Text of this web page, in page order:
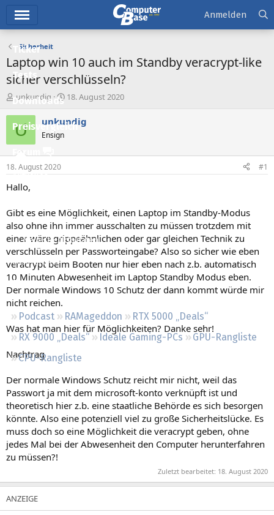
Ticker
Tests
Downloads
Preisvergleich
Forum
Aktuelles
Neue Beiträge
Neueste Aktivitäten
Leserartikel
Regeln
Podcast RAMageddon
RTX 5000 „Deals“
RX 9000 „Deals“
Ideale Gaming-PCs
GPU-Rangliste
CPU-Rangliste
Anmelden
Sicherheit
Laptop win 10 auch im Standby veracrypt-like
sicher verschlüsseln?
E
r
s
t
e
r
unkundig
E
s
t
18. August 2020
U unkundig
Ensign
18. August 2020 #1
Hallo,
Gibt es eine Möglichkeit, einen Laptop im Standby-Modus
also ohne ihn immer ausschalten zu müssen trotzdem mit
einer wäre grippeähnlichen oder gar gleichen Technik zu
verschlüsseln per Passworteingabe? Also so sicher wie eben
veracrypt beim Booten nur hier eben nach z.b. automatisch
10 Minuten Abwesenheit im Laptop Standby Modus eben.
Der normale Windows 10 Schutz der dann kommt würde mir
nicht reichen.
Was hat man hier für Möglichkeiten? Danke sehr!
Nachtrag
Der normale Windows Schutz reicht mir nicht, weil das
Passwort ja mit dem microsoft-konto verknüpft ist und
theoretisch hier z.b. eine staatliche Behörde es sich besorgen
könnte. Also eine potenziell viel zu große Sicherheitslücke. Es
muss doch so eine Möglichkeit die veracrypt geben, ohne
jedes Mal bei der Abwesenheit den Computer herunterfahren
zu müssen?!
Zuletzt bearbeitet: 18. August 2020